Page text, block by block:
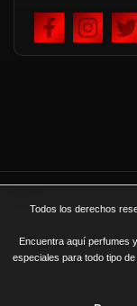
Todos los derechos
Encuentra aquí perfumes
especiales para todo tipo